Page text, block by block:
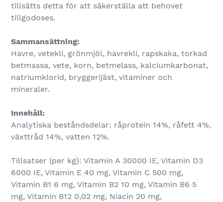
tillsätts detta för att säkerställa att behovet
tillgodoses.
Sammansättning:
Havre, vetekli, grönmjöl, havrekli, rapskaka, torkad
betmassa, vete, korn, betmelass, kalciumkarbonat,
natriumklorid, bryggerijäst, vitaminer och
mineraler.
Innehåll:
Analytiska beståndsdelar: råprotein 14%, råfett 4%,
växttråd 14%, vatten 12%.
Tillsatser (per kg): Vitamin A 30000 IE, Vitamin D3
6000 IE, Vitamin E 40 mg, Vitamin C 500 mg,
Vitamin B1 6 mg, Vitamin B2 10 mg, Vitamin B6 5
mg, Vitamin B12 0,02 mg, Niacin 20 mg,